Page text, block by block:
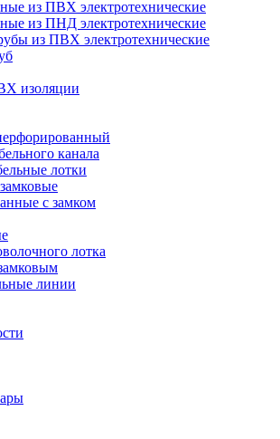
из ПВХ электротехнические
из ПНД электротехнические
из ПВХ электротехнические
изоляции
канала
лотки
с замком
лотка
линии